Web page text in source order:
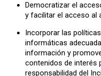
Democratizar el
y facilitar el acceso al
Incorporar las
informáticas
información y
contenidos de interés
responsabilidad del